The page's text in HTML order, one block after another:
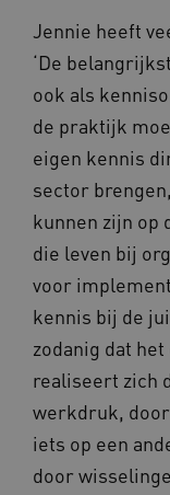
Jennie heeft
‘De
ook als
de praktijk
eigen kennis
sector
kunnen zijn op
die leven bij
voor
kennis bij de
zodanig dat
realiseert zich
werkdruk,
iets op een
door
FPLC